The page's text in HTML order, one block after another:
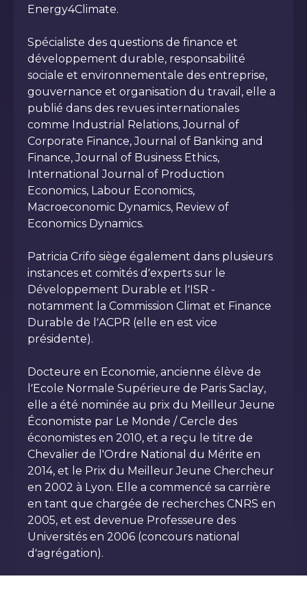
Energy4Climate.
Spécialiste des questions de finance et
développement durable, responsabilité
sociale et environnementale des entreprise,
gouvernance et organisation du travail, elle a
publié dans des revues internationales
comme Industrial Relations, Journal of
Corporate Finance, Journal of Banking and
Finance, Journal of Business Ethics,
International Journal of Production
Economics, Labour Economics,
Macroeconomic Dynamics, Review of
Economics Dynamics.
Patricia Crifo siège également dans plusieurs
instances et comités d’experts sur le
Développement Durable et l’ISR -
notamment la Commission Climat et Finance
Durable de l’ACPR (elle en est vice
présidente).
Docteure en Economie, ancienne élève de
l’Ecole Normale Supérieure de Paris Saclay,
elle a été nominée au prix du Meilleur Jeune
Économiste par Le Monde / Cercle des
économistes en 2010, et a reçu le titre de
Chevalier de l'Ordre National du Mérite en
2014, et le Prix du Meilleur Jeune Chercheur
en 2002 à Lyon. Elle a commencé sa carrière
en tant que chargée de recherches CNRS en
2005, et est devenue Professeure des
Universités en 2006 (concours national
d’agrégation).